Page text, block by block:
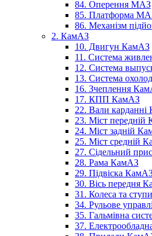
84. Оперення МАЗ
85. Платформа
86. Механізм
2. КамАЗ
10. Двигун КамАЗ
11. Система
12. Система
13. Система
16. Зчеплення
17. КПП КамАЗ
22. Вали
23. Міст передній
24. Міст задній
25. Міст средній
27. Сідельний
28. Рама КамАЗ
29. Підвіска
30. Вісь передня
31. Колеса та
34. Рульове
35. Гальмівна
37.